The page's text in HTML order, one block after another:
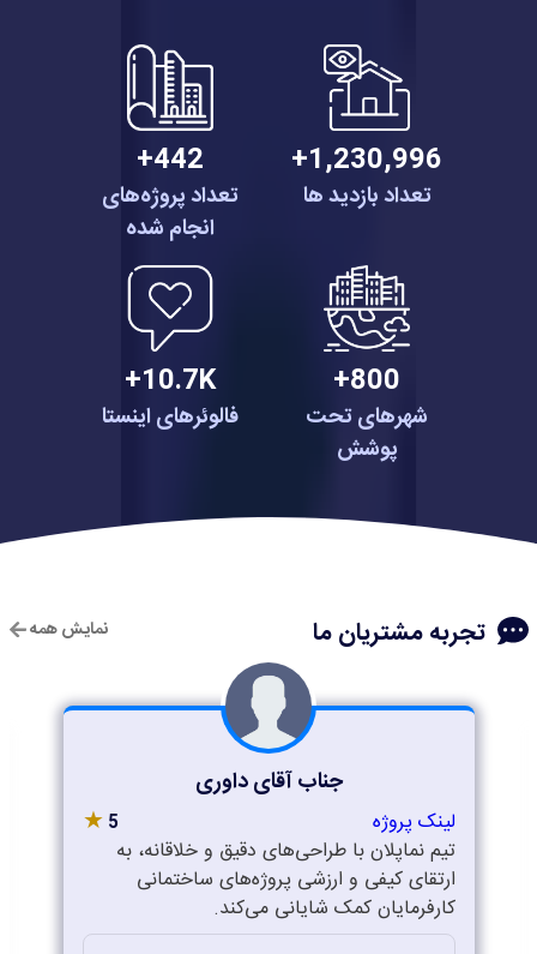
1,230,996+
تعداد بازدید ها
442+
تعداد پروژه‌های
انجام شده
800+
شهرهای تحت
پوشش
10.7K+
فالوئرهای اینستا
تجربه مشتریان ما نمایش همه
جناب آقای داوری
لینک پروژه 5
★
تیم نماپلان با طراحی‌های دقیق و خلاقانه، به
ارتقای کیفی و ارزشی پروژه‌های ساختمانی
کارفرمایان کمک شایانی می‌کند.